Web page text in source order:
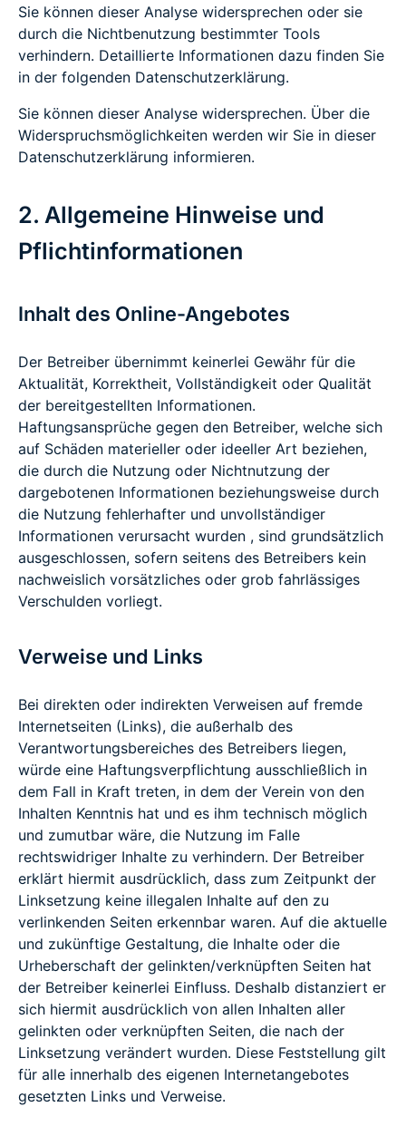
Sie können dieser Analyse widersprechen oder sie
durch die Nichtbenutzung bestimmter Tools
verhindern. Detaillierte Informationen dazu finden Sie
in der folgenden Datenschutzerklärung.
Sie können dieser Analyse widersprechen. Über die
Widerspruchsmöglichkeiten werden wir Sie in dieser
Datenschutzerklärung informieren.
2. Allgemeine Hinweise und
Pflichtinformationen
Inhalt des Online-Angebotes
Der Betreiber übernimmt keinerlei Gewähr für die
Aktualität, Korrektheit, Vollständigkeit oder Qualität
der bereitgestellten Informationen.
Haftungsansprüche gegen den Betreiber, welche sich
auf Schäden materieller oder ideeller Art beziehen,
die durch die Nutzung oder Nichtnutzung der
dargebotenen Informationen beziehungsweise durch
die Nutzung fehlerhafter und unvollständiger
Informationen verursacht wurden , sind grundsätzlich
ausgeschlossen, sofern seitens des Betreibers kein
nachweislich vorsätzliches oder grob fahrlässiges
Verschulden vorliegt.
Verweise und Links
Bei direkten oder indirekten Verweisen auf fremde
Internetseiten (Links), die außerhalb des
Verantwortungsbereiches des Betreibers liegen,
würde eine Haftungsverpflichtung ausschließlich in
dem Fall in Kraft treten, in dem der Verein von den
Inhalten Kenntnis hat und es ihm technisch möglich
und zumutbar wäre, die Nutzung im Falle
rechtswidriger Inhalte zu verhindern. Der Betreiber
erklärt hiermit ausdrücklich, dass zum Zeitpunkt der
Linksetzung keine illegalen Inhalte auf den zu
verlinkenden Seiten erkennbar waren. Auf die aktuelle
und zukünftige Gestaltung, die Inhalte oder die
Urheberschaft der gelinkten/verknüpften Seiten hat
der Betreiber keinerlei Einfluss. Deshalb distanziert er
sich hiermit ausdrücklich von allen Inhalten aller
gelinkten oder verknüpften Seiten, die nach der
Linksetzung verändert wurden. Diese Feststellung gilt
für alle innerhalb des eigenen Internetangebotes
gesetzten Links und Verweise.